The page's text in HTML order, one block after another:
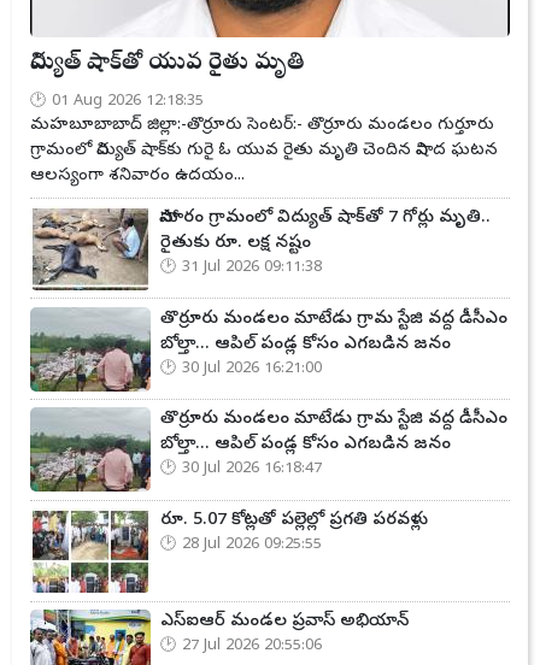
విద్యుత్ షాక్‌తో యువ రైతు మృతి
01 Aug 2026 12:18:35
మహబూబాబాద్ జిల్లా:-తొర్రూరు సెంటర్:- తొర్రూరు మండలం గుర్తూరు
గ్రామంలో విద్యుత్ షాక్‌కు గురై ఓ యువ రైతు మృతి చెందిన విషాద ఘటన
ఆలస్యంగా శనివారం ఉదయం...
సోమారం గ్రామంలో విద్యుత్ షాక్‌తో 7 గోర్లు మృతి..
రైతుకు రూ. లక్ష నష్టం
31 Jul 2026 09:11:38
తొర్రూరు మండలం మాటేడు గ్రామ స్టేజి వద్ద డీసీఎం
బోల్తా... ఆపిల్ పండ్ల కోసం ఎగబడిన జనం
30 Jul 2026 16:21:00
తొర్రూరు మండలం మాటేడు గ్రామ స్టేజి వద్ద డీసీఎం
బోల్తా... ఆపిల్ పండ్ల కోసం ఎగబడిన జనం
30 Jul 2026 16:18:47
రూ. 5.07 కోట్లతో పల్లెల్లో ప్రగతి పరవళ్లు
28 Jul 2026 09:25:55
ఎస్ఐఆర్ మండల ప్రవాస్ అభియాన్‌
27 Jul 2026 20:55:06